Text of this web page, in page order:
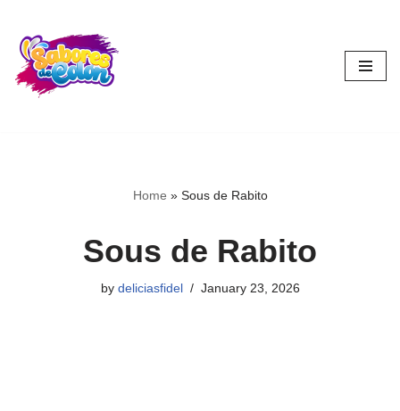
Skip
to
content
Home » Sous de Rabito
Sous de Rabito
by deliciasfidel January 23, 2026